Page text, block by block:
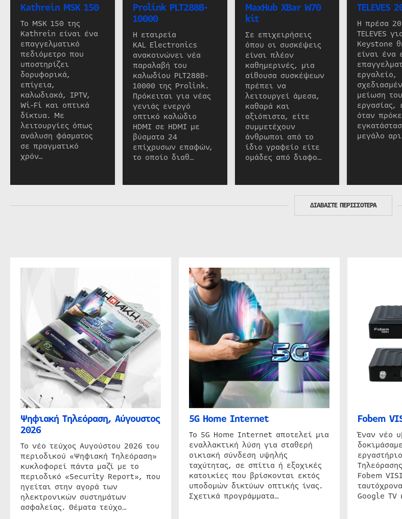
Kathrein MSK 150
Το MSK 150 της
Kathrein είναι ένα
επαγγελματικό
πεδιόμετρο που
υποστηρίζει
δορυφορικά,
επίγεια,
καλωδιακά, IPTV,
Wi-Fi και οπτικά
δίκτυα. Με
λειτουργίες όπως
ανάλυση φάσματος
σε πραγματικό
χρόν…
Prolink PLT288B-
10000
Η εταιρεία
KAL Electronics
ανακοινώνει νέα
παραλαβή του
καλωδίου PLT288B-
10000 της Prolink.
Πρόκειται για νέας
γενιάς ενεργό
οπτικό καλώδιο
HDMI σε HDMI με
βύσματα 24
επίχρυσων επαφών,
το οποίο διαθ…
MaxHub XBar W70
kit
Σε επιχειρήσεις
όπου οι συσκέψεις
είναι πλέον
καθημερινές, μια
αίθουσα συσκέψεων
πρέπει να
λειτουργεί άμεσα,
καθαρά και
αξιόπιστα, είτε
συμμετέχουν
άνθρωποι από το
ίδιο γραφείο είτε
ομάδες από διαφο…
TELEVES
Η πρέσα
TELEVES
Keystone
είναι ένα
εργαλείο,
μείωση
εργασίας,
όταν
μεγάλο
ΔΙΑΒΑΣΤΕ ΠΕΡΙΣΣΟΤΕΡΑ
Ψηφιακή Τηλεόραση, Αύγουστος
2026
Το νέο τεύχος Αυγούστου 2026 του
περιοδικού «Ψηφιακή Τηλεόραση»
κυκλοφορεί πάντα μαζί με το
περιοδικό «Security Report», που
ηγείται στην αγορά των
ηλεκτρονικών συστημάτων
ασφαλείας. Θέματα τεύχο…
5G Home Internet
Το 5G Home Internet αποτελεί μια
εναλλακτική λύση για σταθερή
οικιακή σύνδεση υψηλής
ταχύτητας, σε σπίτια ή εξοχικές
κατοικίες που βρίσκονται εκτός
υποδομών δικτύων οπτικής ίνας.
Σχετικά προγράμματα…
Fobem
Έναν νέο
Fobem
Google